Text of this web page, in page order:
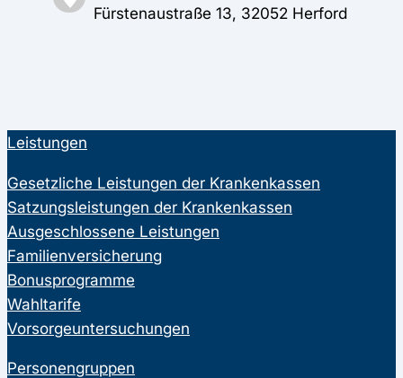
Fürstenaustraße 13, 32052 Herford
Leistungen
Gesetzliche Leistungen der Krankenkassen
Satzungsleistungen der Krankenkassen
Ausgeschlossene Leistungen
Familienversicherung
Bonusprogramme
Wahltarife
Vorsorgeuntersuchungen
Personengruppen